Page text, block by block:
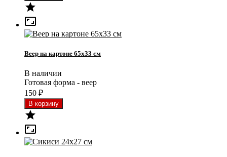


Веер на картоне 65x33 см
В наличии
Готовая форма - веер
150 ₽

